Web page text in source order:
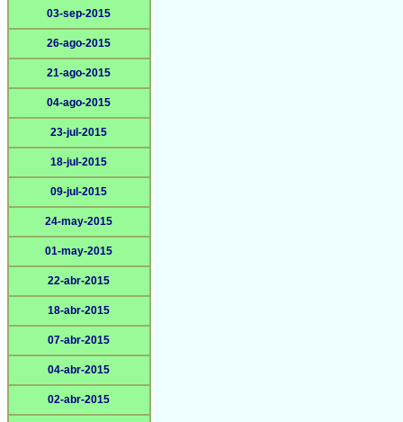
03-sep-2015
26-ago-2015
21-ago-2015
04-ago-2015
23-jul-2015
18-jul-2015
09-jul-2015
24-may-2015
01-may-2015
22-abr-2015
18-abr-2015
07-abr-2015
04-abr-2015
02-abr-2015